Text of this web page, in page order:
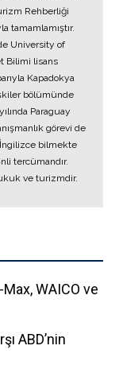
Rehberliği
tamamlamıştır.
University of
Bilimi lisans
Kapadokya
bölümünde
Paraguay
görevi de
bilmekte
tercümandır.
ve turizmdir.
WAICO ve
ABD’nin